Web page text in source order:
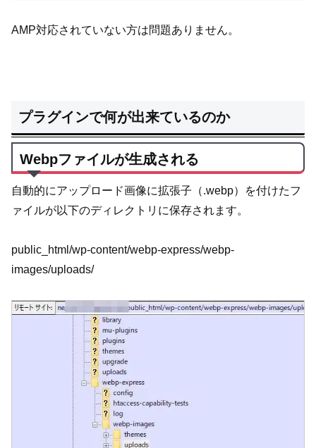
AMP対応されていない方は問題ありません。
プラグインで何が出来ているのか
Webpファイルが生成される
自動的にアップロード画像に拡張子（.webp）を付けたフ
ァイルが以下のディレクトリに保存されます。
public_html/wp-content/webp-express/webp-
images/uploads/